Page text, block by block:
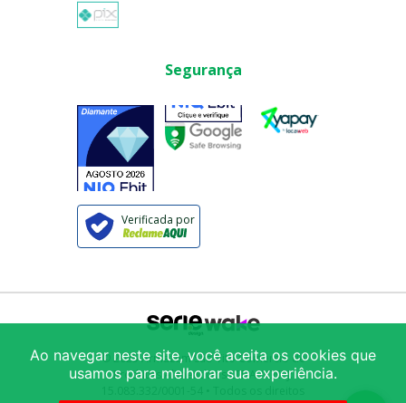
Segurança
Verificada por
© 2025Armazém São Vito Comércio de
Produtos Alimentícios LTDA/ CNPJ:
Ao navegar neste site, você aceita os cookies que
usamos para melhorar sua experiência.